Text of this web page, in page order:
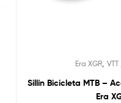
Era XGR ,
Sillín Bicicleta MTB –
Era